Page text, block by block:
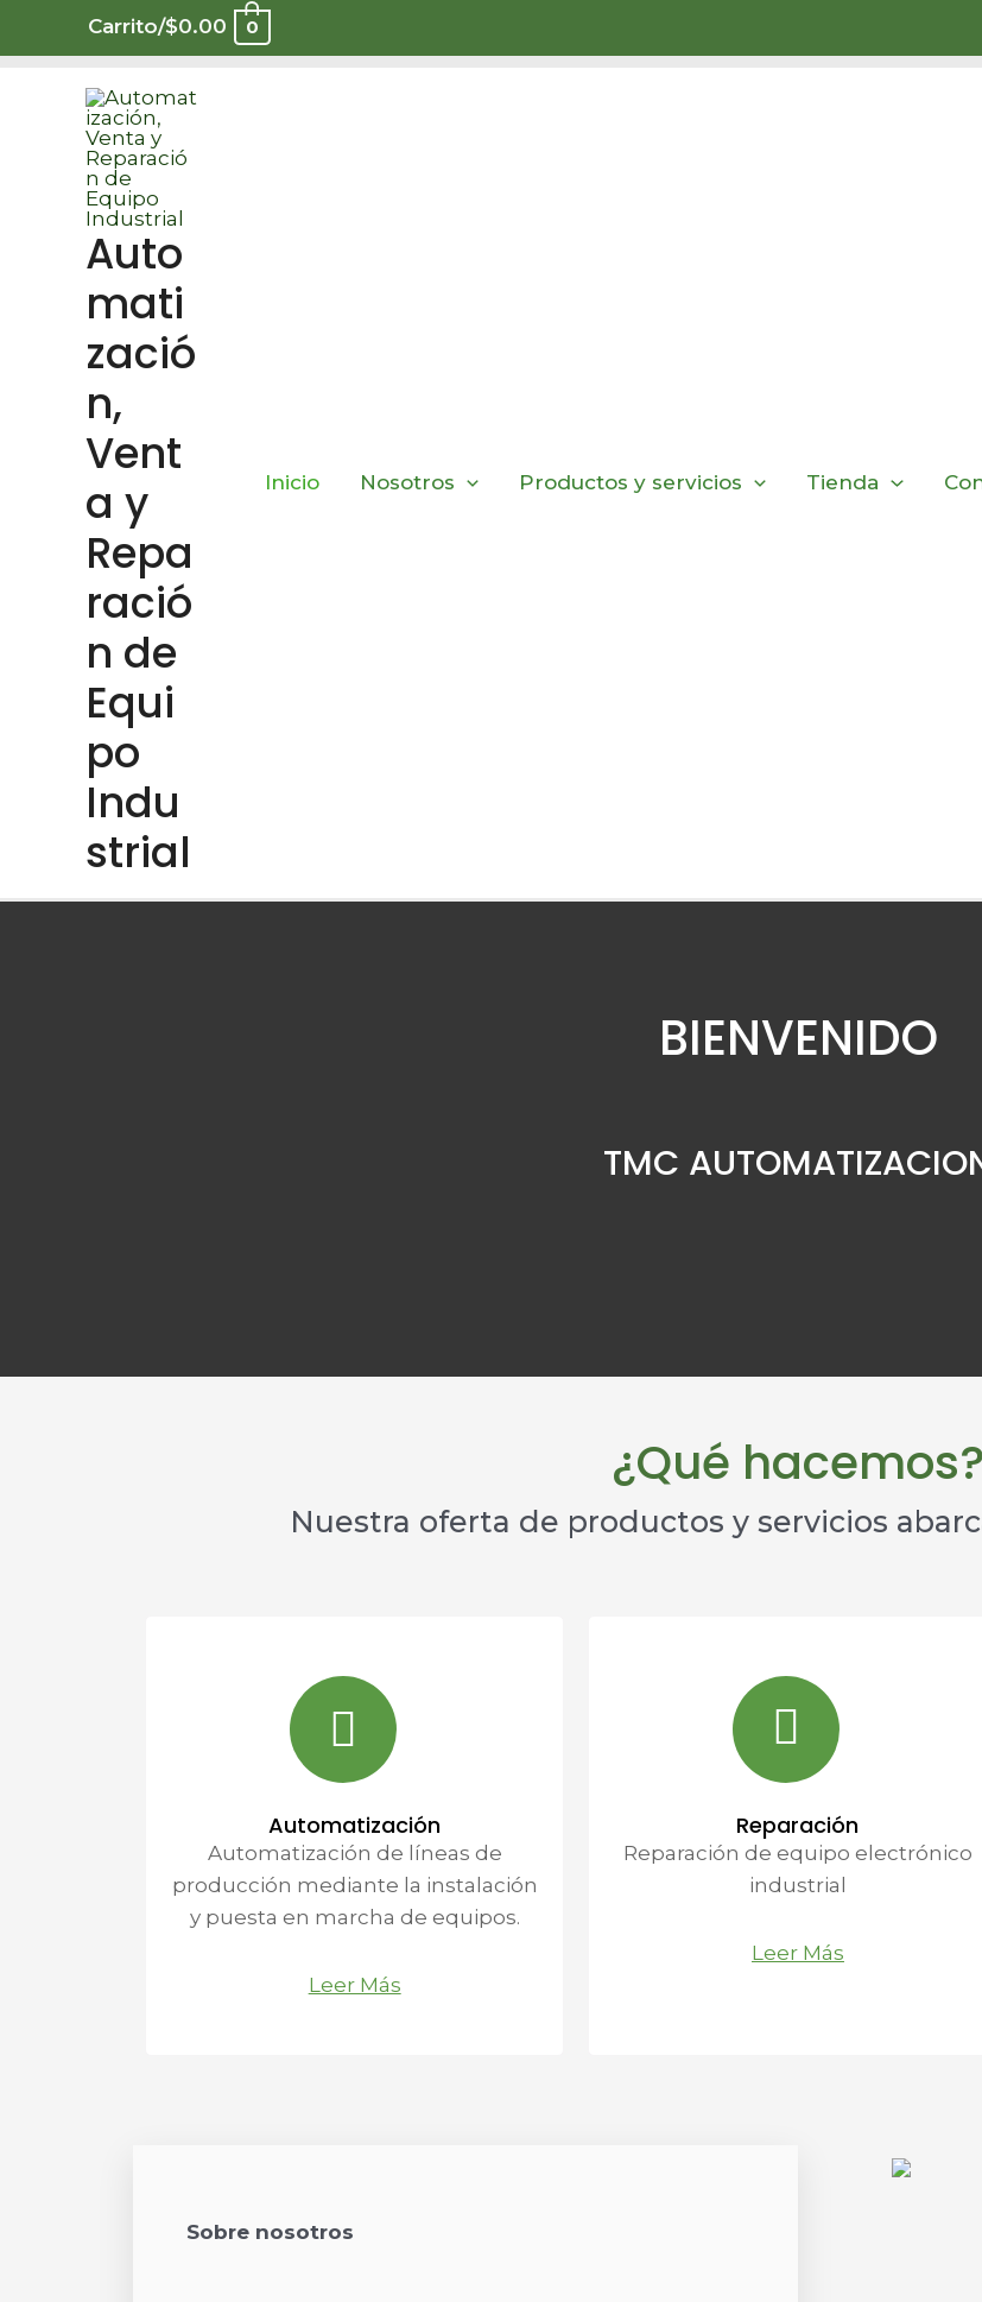
Carrito/$0.00 0
Auto
mati
zació
n,
Vent
a y
Repa
ració
n de
Equi
po
Indu
strial
Inicio Nosotros Productos y servicios Tienda
BIENVENIDO
TMC
¿Qué hacemos?​
Nuestra oferta de productos y servicios
Automatización
Automatización de líneas de
producción mediante la instalación
y puesta en marcha de equipos.
Leer Más
Reparación
Reparación de equipo electrónico
industrial
Leer Más
Sobre nosotros